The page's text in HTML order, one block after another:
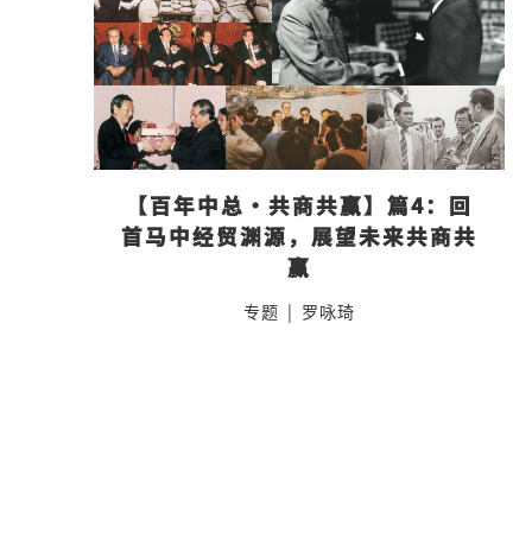
【百年中总·共商共赢】篇4：回
首马中经贸渊源，展望未来共商共
赢
专题 | 罗咏琦